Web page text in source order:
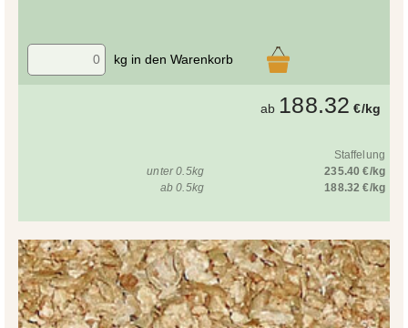
kg in den Warenkorb
ab 188.32 €/kg
Staffelung
unter 0.5kg
235.40 €/kg
ab 0.5kg
188.32 €/kg